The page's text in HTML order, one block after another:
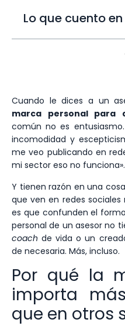
Lo que cuento
Cuando le dices a un
marca personal para
común no es
incomodidad y
me veo publicando en
mi sector eso no funciona».
Y tienen razón en una
que ven en redes sociales
es que confunden el
personal de un asesor no
coach de vida o un
de necesaria. Más, incluso.
Por qué la
importa
que en otros